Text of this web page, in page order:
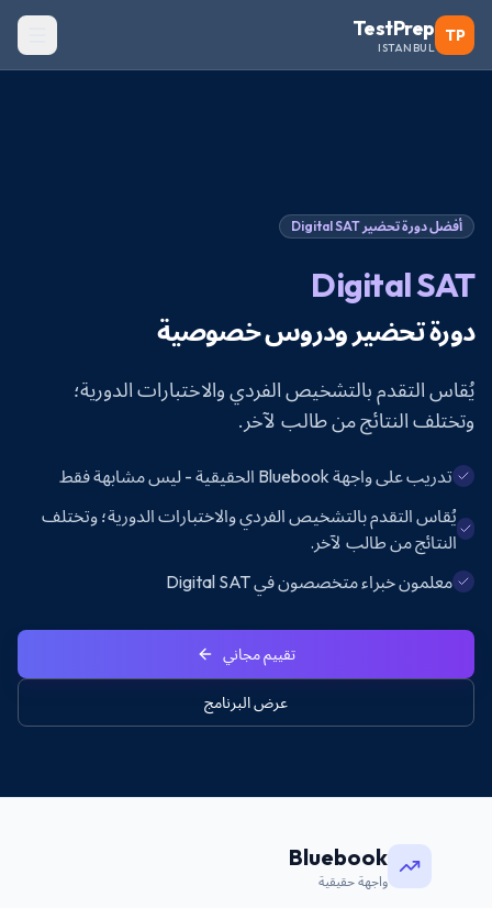
TP
TestPrep
ISTANBUL
أفضل دورة تحضير Digital SAT
Digital SAT
دورة تحضير ودروس خصوصية
يُقاس التقدم بالتشخيص الفردي والاختبارات الدورية؛
وتختلف النتائج من طالب لآخر.
تدريب على واجهة Bluebook الحقيقية - ليس مشابهة فقط
يُقاس التقدم بالتشخيص الفردي والاختبارات الدورية؛ وتختلف
النتائج من طالب لآخر.
معلمون خبراء متخصصون في Digital SAT
تقييم مجاني
عرض البرنامج
Bluebook
واجهة حقيقية